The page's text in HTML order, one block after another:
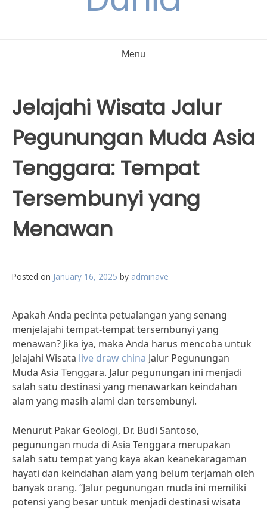
Menu
Jelajahi Wisata Jalur
Pegunungan Muda Asia
Tenggara: Tempat
Tersembunyi yang
Menawan
Posted on January 16, 2025 by adminave
Apakah Anda pecinta petualangan yang senang
menjelajahi tempat-tempat tersembunyi yang
menawan? Jika iya, maka Anda harus mencoba untuk
Jelajahi Wisata live draw china Jalur Pegunungan
Muda Asia Tenggara. Jalur pegunungan ini menjadi
salah satu destinasi yang menawarkan keindahan
alam yang masih alami dan tersembunyi.
Menurut Pakar Geologi, Dr. Budi Santoso,
pegunungan muda di Asia Tenggara merupakan
salah satu tempat yang kaya akan keanekaragaman
hayati dan keindahan alam yang belum terjamah oleh
banyak orang. “Jalur pegunungan muda ini memiliki
potensi yang besar untuk menjadi destinasi wisata